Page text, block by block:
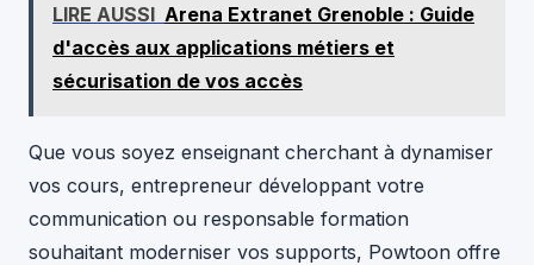
LIRE AUSSI Arena Extranet Grenoble : Guide
d'accès aux applications métiers et
sécurisation de vos accès
Que vous soyez enseignant cherchant à dynamiser
vos cours, entrepreneur développant votre
communication ou responsable formation
souhaitant moderniser vos supports, Powtoon offre